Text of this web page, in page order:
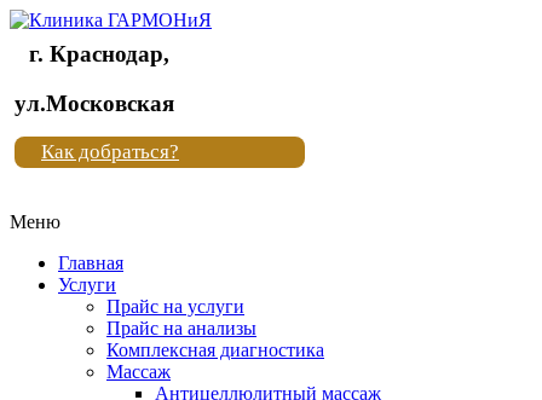
Клиника
"Новая
жизнь"
Клиника
жизнь"
г. Краснодар,
ул.Московская
Как добраться?
Меню
Главная
Услуги
Прайс на услуги
Прайс на анализы
Комплексная диагностика
Массаж
Антицеллюлитный массаж